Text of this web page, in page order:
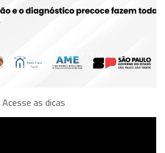
Acesse as dicas